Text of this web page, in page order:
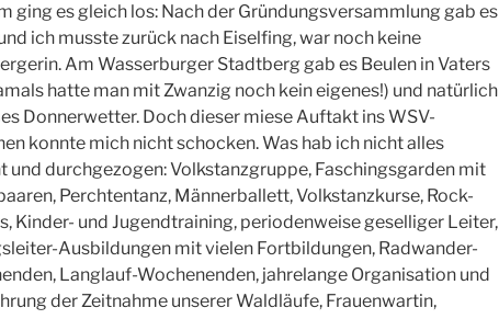
ging es gleich los: Nach der Gründungsversammlung gab es
ich musste zurück nach Eiselfing, war noch keine
Am Wasserburger Stadtberg gab es Beulen in Vaters
hatte man mit Zwanzig noch kein eigenes!) und natürlich
Donnerwetter. Doch dieser miese Auftakt ins WSV-
konnte mich nicht schocken. Was hab ich nicht alles
und durchgezogen: Volkstanzgruppe, Faschingsgarden mit
Perchtentanz, Männerballett, Volkstanzkurse, Rock-
Kinder- und Jugendtraining, periodenweise geselliger Leiter,
Ausbildungen mit vielen Fortbildungen, Radwander-
Langlauf-Wochenenden, jahrelange Organisation und
der Zeitnahme unserer Waldläufe, Frauenwartin,